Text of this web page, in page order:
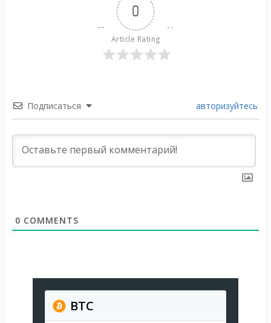
0
Article Rating
Подписаться авторизуйтесь
0 COMMENTS
BTC